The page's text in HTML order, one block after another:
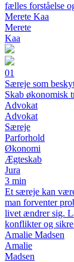
fælles forståelse
Merete Kaa
Merete
Kaa
01
Særeje som
Skab økonomisk
Advokat
Advokat
Særeje
Parforhold
Økonomi
Ægteskab
Jura
3 min
Et særeje kan
man forventer
livet ændrer sig.
konflikter og
Amalie Madsen
Amalie
Madsen